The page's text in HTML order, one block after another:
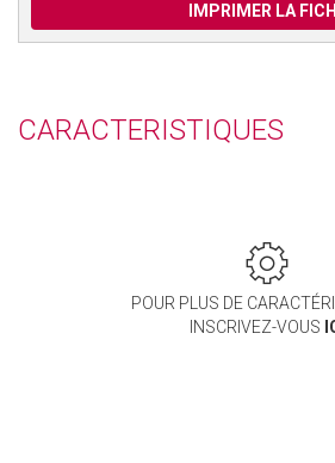
IMPRIMER LA
CARACTERISTIQUES
POUR PLUS DE
INSCRIVEZ-VOUS